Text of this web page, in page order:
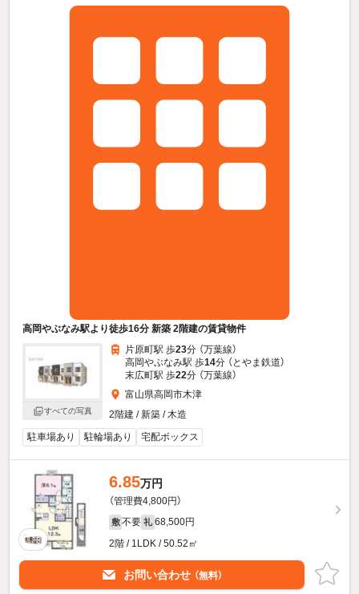
高岡やぶなみ駅より徒歩16分 新築 2階建の賃貸物件
すべての写真
片原町駅 歩23分 （万葉線）
高岡やぶなみ駅 歩14分 （とやま鉄道）
末広町駅 歩22分 （万葉線）
富山県高岡市木津
2階建 / 新築 / 木造
駐車場あり
駐輪場あり 宅配ボックス
6.85万円
（管理費4,800円）
敷 不要 礼 68,500円
2階 / 1LDK / 50.52㎡
お問い合わせ （無料）